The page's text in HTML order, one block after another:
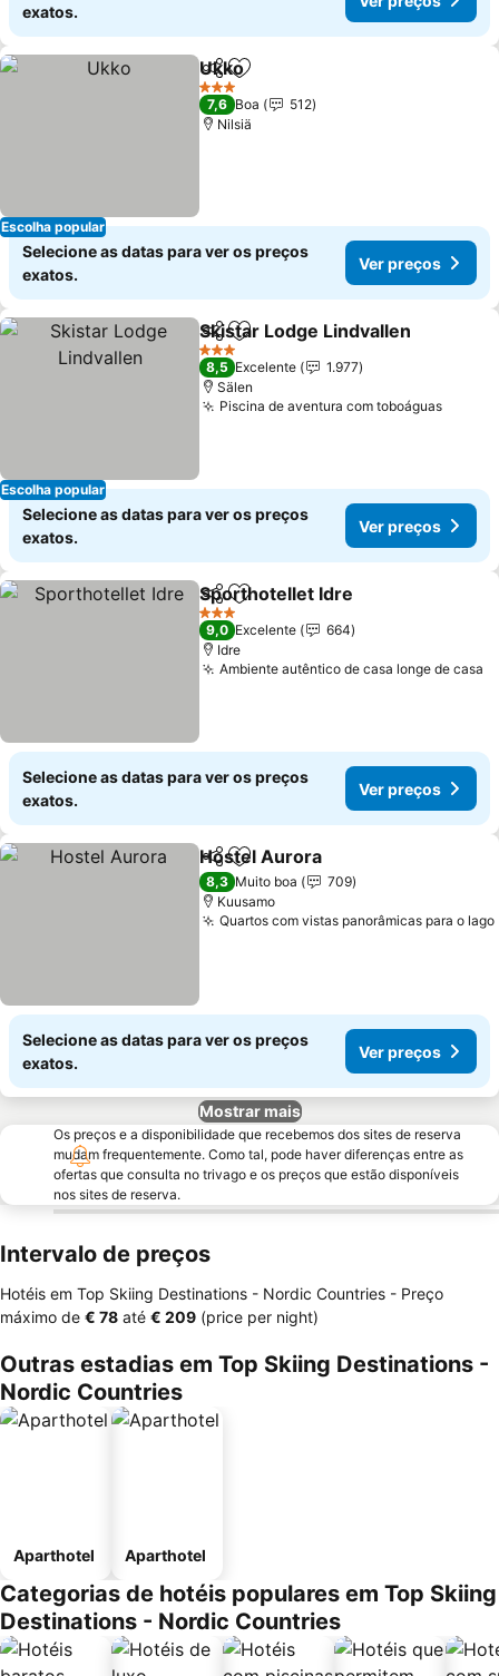
exatos.
Escolha popular
PartilharAdicionar aos favoritos
Ukko
3 Estrelas
7,6 Boa
512
Nilsiä
Selecione as datas para ver os preços
exatos.
Ver preços
Escolha popular
PartilharAdicionar aos favoritos
Skistar Lodge Lindvallen
3 Estrelas
8,5 Excelente
1.977
Sälen
Piscina de aventura com toboáguasVer
Selecione as datas para ver os preços
exatos.
Ver preços
PartilharAdicionar aos favoritos
Sporthotellet Idre
3 Estrelas
9,0 Excelente
664
Idre
Ambiente autêntico de casa longe de casa
Selecione as datas para ver os preços
exatos.
Ver preços
PartilharAdicionar aos favoritos
Hostel Aurora
8,3 Muito boa
709
Kuusamo
Quartos com vistas panorâmicas para o lago
Selecione as datas para ver os preços
exatos.
Ver preços
Mostrar mais
Os preços e a disponibilidade que recebemos dos sites de reserva
mudam frequentemente. Como tal, pode haver diferenças entre as
ofertas que consulta no trivago e os preços que estão disponíveis
nos sites de reserva.
Intervalo de preços
Hotéis em Top Skiing Destinations - Nordic Countries - Preço
máximo de ‎€ 78 até ‎€ 209 (price per night)
Outras estadias em Top Skiing Destinations -
Nordic Countries
Aparthotel Aparthotel
Categorias de hotéis populares em Top Skiing
Destinations - Nordic Countries